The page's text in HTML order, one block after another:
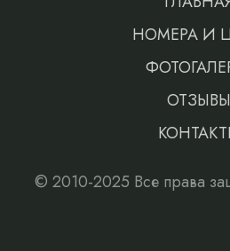
НОМЕРА И
ОТЗЫВЫ
© 2010-2025 Все права